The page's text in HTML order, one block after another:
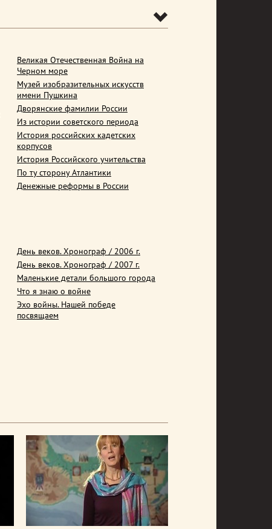
Великая Отечественная Война на
Черном море
Музей изобразительных искусств
имени Пушкина
Дворянские фамилии России
Из истории советского периода
История российских кадетских
корпусов
История Российского учительства
По ту сторону Атлантики
Денежные реформы в России
День веков. Хронограф / 2006 г.
День веков. Хронограф / 2007 г.
Маленькие детали большого города
Что я знаю о войне
Эхо войны. Нашей победе
посвящаем